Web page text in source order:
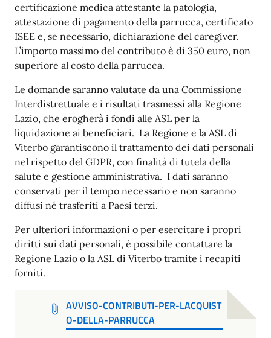
certificazione medica attestante la patologia,
attestazione di pagamento della parrucca, certificato
ISEE e, se necessario, dichiarazione del caregiver.
L’importo massimo del contributo è di 350 euro, non
superiore al costo della parrucca. ​
Le domande saranno valutate da una Commissione
Interdistrettuale e i risultati trasmessi alla Regione
Lazio, che erogherà i fondi alle ASL per la
liquidazione ai beneficiari. ​ La Regione e la ASL di
Viterbo garantiscono il trattamento dei dati personali
nel rispetto del GDPR, con finalità di tutela della
salute e gestione amministrativa. ​ I dati saranno
conservati per il tempo necessario e non saranno
diffusi né trasferiti a Paesi terzi. ​
Per ulteriori informazioni o per esercitare i propri
diritti sui dati personali, è possibile contattare la
Regione Lazio o la ASL di Viterbo tramite i recapiti
forniti.
AVVISO-CONTRIBUTI-PER-LACQUIST
O-DELLA-PARRUCCA